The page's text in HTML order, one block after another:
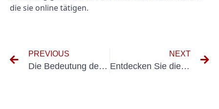
die sie online tätigen.
PREVIOUS
Die Bedeutung des Messprotokolls in den VDE 0100-600-Standards verstehen
NEXT
Entdecken Sie die Vorteile der 0100 600-Investitionsstrategie